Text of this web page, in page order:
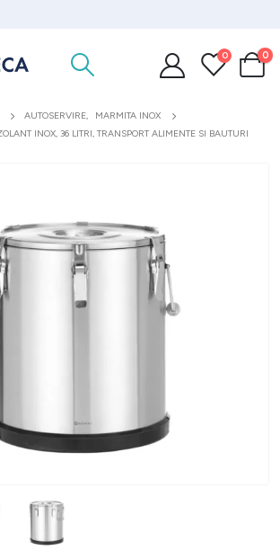
0 0
AUTOSERVIRE,
MARMITA INOX
INOX, 36 LITRI, TRANSPORT ALIMENTE SI BAUTURI